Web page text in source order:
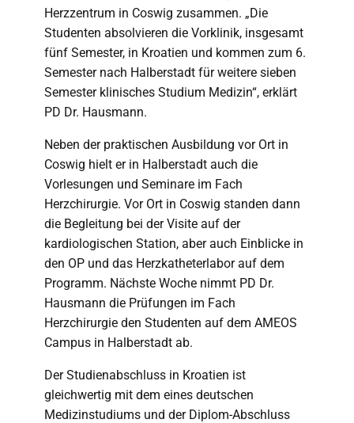
Herzzentrum in Coswig zusammen. „Die
Studenten absolvieren die Vorklinik, insgesamt
fünf Semester, in Kroatien und kommen zum 6.
Semester nach Halberstadt für weitere sieben
Semester klinisches Studium Medizin“, erklärt
PD Dr. Hausmann.
Neben der praktischen Ausbildung vor Ort in
Coswig hielt er in Halberstadt auch die
Vorlesungen und Seminare im Fach
Herzchirurgie. Vor Ort in Coswig standen dann
die Begleitung bei der Visite auf der
kardiologischen Station, aber auch Einblicke in
den OP und das Herzkatheterlabor auf dem
Programm. Nächste Woche nimmt PD Dr.
Hausmann die Prüfungen im Fach
Herzchirurgie den Studenten auf dem AMEOS
Campus in Halberstadt ab.
Der Studienabschluss in Kroatien ist
gleichwertig mit dem eines deutschen
Medizinstudiums und der Diplom-Abschluss